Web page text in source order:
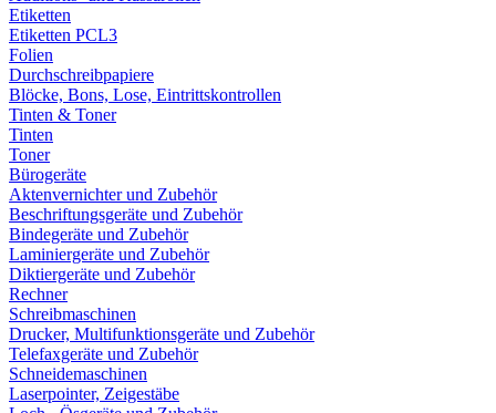
Etiketten
Etiketten PCL3
Folien
Durchschreibpapiere
Blöcke, Bons, Lose, Eintrittskontrollen
Tinten & Toner
Tinten
Toner
Bürogeräte
Aktenvernichter und Zubehör
Beschriftungsgeräte und Zubehör
Bindegeräte und Zubehör
Laminiergeräte und Zubehör
Diktiergeräte und Zubehör
Rechner
Schreibmaschinen
Drucker, Multifunktionsgeräte und Zubehör
Telefaxgeräte und Zubehör
Schneidemaschinen
Laserpointer, Zeigestäbe